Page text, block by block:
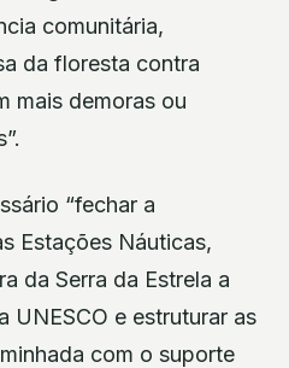
comunitária,
da floresta contra
mais demoras ou
“fechar a
Estações Náuticas,
da Serra da Estrela a
UNESCO e estruturar as
com o suporte